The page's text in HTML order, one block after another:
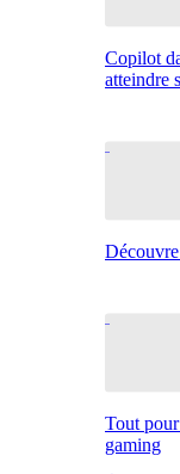
Copilot
atteindre
Tout
gaming